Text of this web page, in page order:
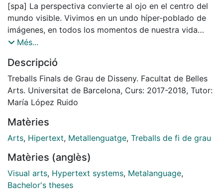
[spa] La perspectiva convierte al ojo en el centro del
mundo visible. Vivimos en un undo híper-poblado de
imágenes, en todos los momentos de nuestra vida
nuestros ojos hacen de operarios. Nos fotografiamos
somos reconocidos en ellas y por ellas.
En este proyecto me planteo si estas imágenes tienen
autonomía propia y cómo afectan a nuestras
relaciones con los demás y nuestros sentimientos en
relacionadas con la imagen como alegoría:
-Síndrome de Stendhal: Reacciones como
obras de arte y la belleza cuando ésta está expuesta
en gran cantidad.
-Síndrome de París: alucinaciones, desilusión y
Més...
Descripció
Treballs Finals de Grau de Disseny. Facultat de Belles
Arts. Universitat de Barcelona, Curs: 2017-2018, Tutor:
María López Ruido
Matèries
Arts, Hipertext, Metallenguatge, Treballs de fi de grau
Matèries (anglès)
Visual arts, Hypertext systems, Metalanguage,
Bachelor's theses